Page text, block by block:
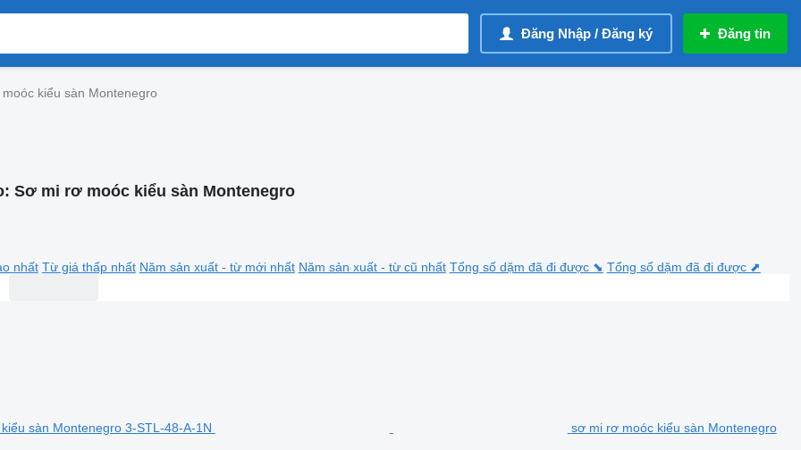
Đăng Nhập / Đăng ký Đăng tin
kiểu sàn Montenegro
Sơ mi rơ moóc kiểu sàn Montenegro
nhất Từ giá thấp nhất Năm sản xuất - từ mới nhất Năm sản xuất - từ cũ nhất Tổng số dặm đã đi được ⬊ Tổng số dặm đã đi được ⬈
sơ mi rơ moóc kiểu sàn Montenegro